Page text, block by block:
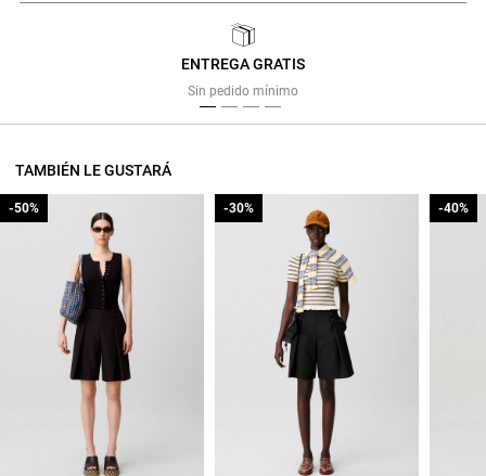
ENTREGA GRATIS
Sin pedido mínimo
TAMBIÉN LE GUSTARÁ
-50%
-50% -30%
-30% -40%
-40%